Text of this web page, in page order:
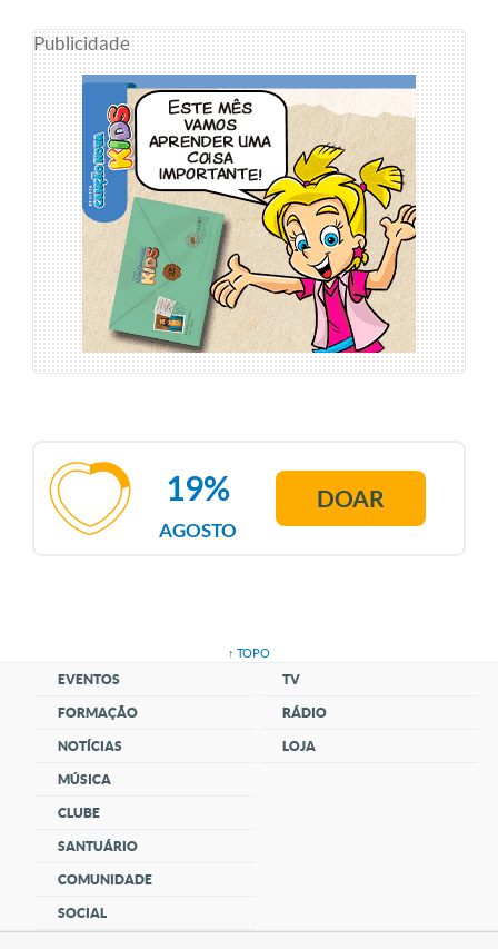
Publicidade
AGOSTO
19% DOAR
↑ TOPO
EVENTOS
FORMAÇÃO
NOTÍCIAS
MÚSICA
CLUBE
SANTUÁRIO
COMUNIDADE
SOCIAL
TV
RÁDIO
LOJA